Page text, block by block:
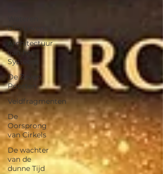
Des Levens
Architectuur
van het
Systeem
De Zeven
Poorten
Veldfragmenten
De
Oorsprong
van Cirkels
De wachter
van de
dunne Tijd